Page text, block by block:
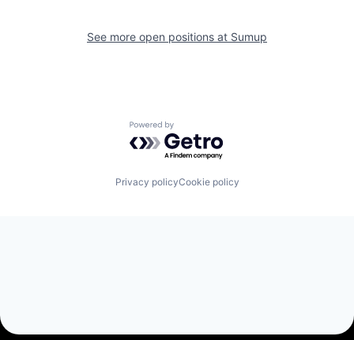
See more open positions at Sumup
Powered by Getro.com
Privacy policyCookie policy